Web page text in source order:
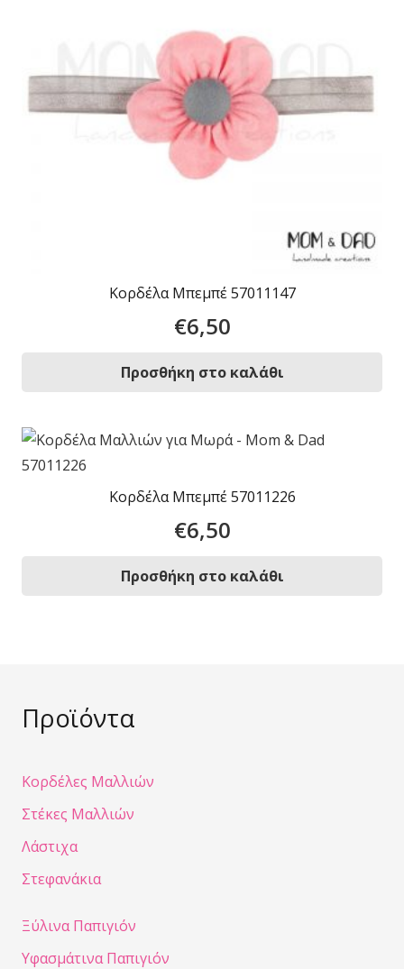
Κορδέλα Μπεμπέ 57011147
€6,50
Προσθήκη στο καλάθι
Κορδέλα Μπεμπέ 57011226
€6,50
Προσθήκη στο καλάθι
Προϊόντα
Κορδέλες Μαλλιών
Στέκες Μαλλιών
Λάστιχα
Στεφανάκια
Ξύλινα Παπιγιόν
Υφασμάτινα Παπιγιόν